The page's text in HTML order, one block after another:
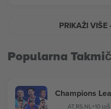
PRIKAŽI VIŠE
Popularna
Champions
AT,RS,NL+10 još